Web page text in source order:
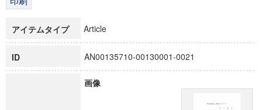
博士課程教育リーディングプログラム「超成熟社会発展のサ
アイテムタイプ Article
ID AN00135710-00130001-0021
画像